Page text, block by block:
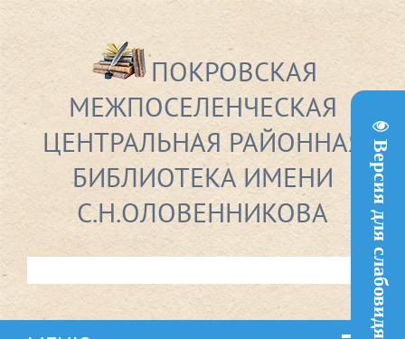
Версия для слабовидящих
ПОКРОВСКАЯ
МЕЖПОСЕЛЕНЧЕСКАЯ
ЦЕНТРАЛЬНАЯ РАЙОННАЯ
БИБЛИОТЕКА ИМЕНИ
С.Н.ОЛОВЕННИКОВА